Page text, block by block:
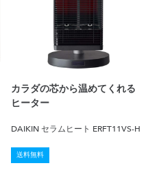
カラダの芯から温めてくれる
ヒーター
DAIKIN セラムヒート ERFT11VS-H
送料無料